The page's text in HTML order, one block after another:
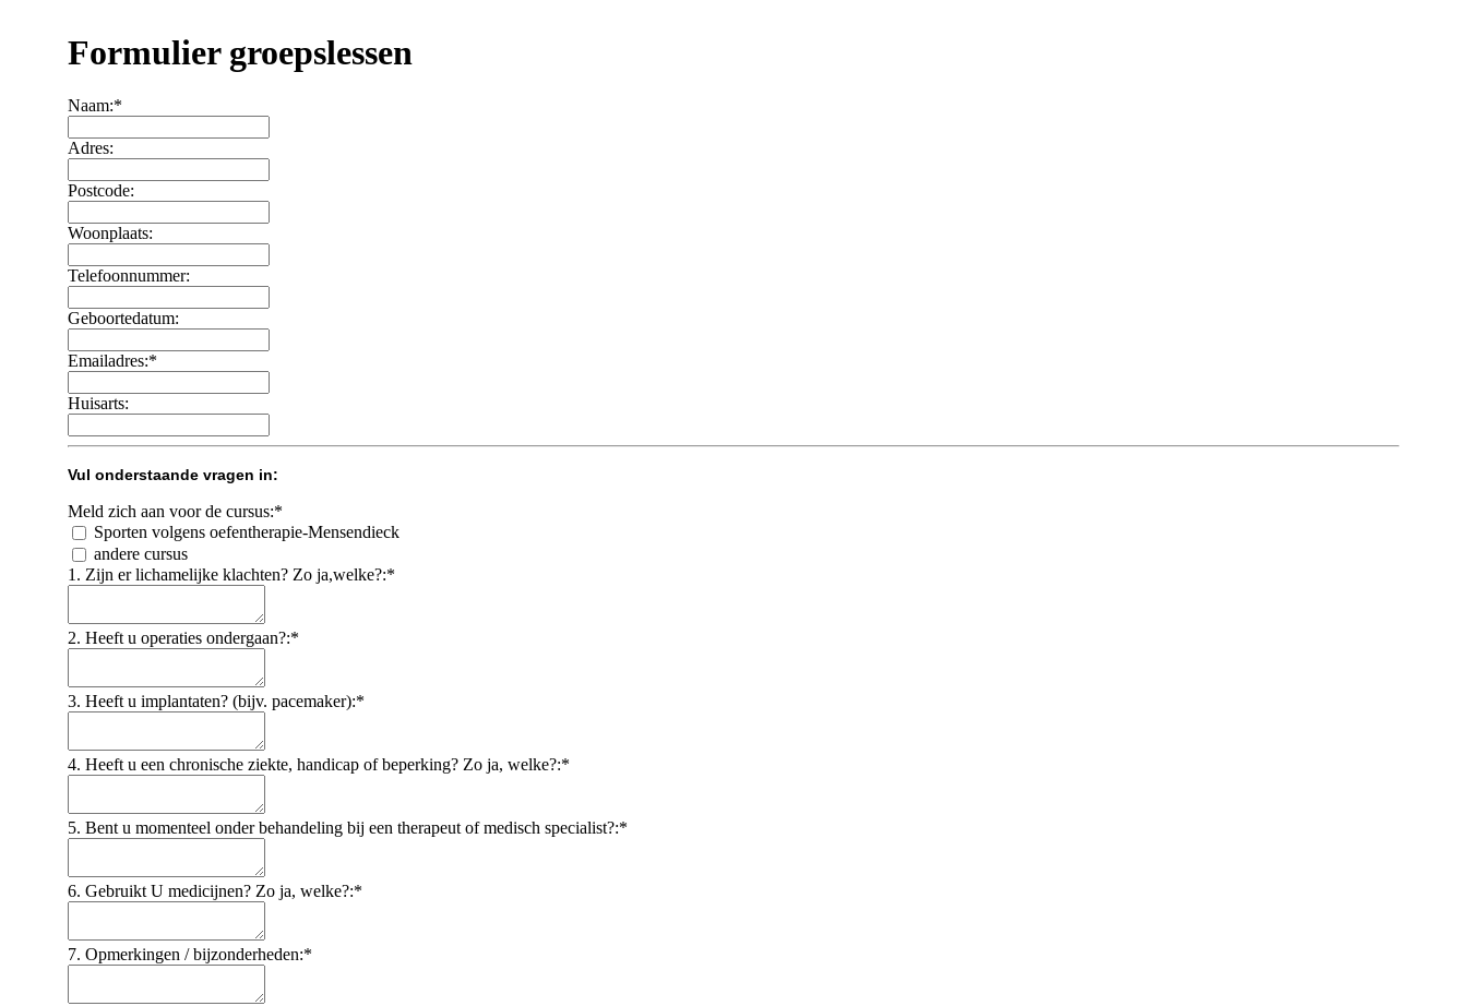
Formulier groepslessen
Naam:*
Adres:
Postcode:
Woonplaats:
Telefoonnummer:
Geboortedatum:
Emailadres:*
Huisarts:
Vul onderstaande vragen in:
Meld zich aan voor de cursus:*
Sporten volgens oefentherapie-Mensendieck
andere cursus
1. Zijn er lichamelijke klachten? Zo ja,welke?:*
2. Heeft u operaties ondergaan?:*
3. Heeft u implantaten? (bijv. pacemaker):*
4. Heeft u een chronische ziekte, handicap of beperking? Zo ja, welke?:*
5. Bent u momenteel onder behandeling bij een therapeut of medisch specialist?:*
6. Gebruikt U medicijnen? Zo ja, welke?:*
7. Opmerkingen / bijzonderheden:*